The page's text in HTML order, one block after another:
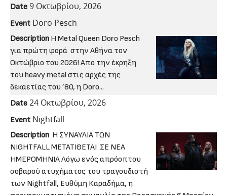
Date 9 Οκτωβρίου, 2026
Event Doro Pesch
Description Η Metal Queen Doro Pesch
για πρώτη φορά στην Αθήνα τον
Οκτώβριο του 2026! Απο την έκρηξη
του heavy metal στις αρχές της
δεκαετίας του ’80, η Doro...
Date 24 Οκτωβρίου, 2026
Event Nightfall
Description Η ΣΥΝΑΥΛΙΑ ΤΩΝ
NIGHTFALL ΜΕΤΑΤΙΘΕΤΑΙ ΣΕ ΝΕΑ
ΗΜΕΡΟΜΗΝΙΑ Λόγω ενός απρόοπτου
σοβαρού ατυχήματος του τραγουδιστή
των Nightfall, Ευθύμη Καραδήμα, η